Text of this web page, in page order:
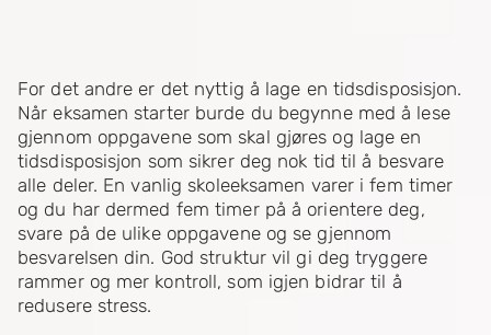
For det andre er det nyttig å lage en tidsdisposisjon.
Når eksamen starter burde du begynne med å lese
gjennom oppgavene som skal gjøres og lage en
tidsdisposisjon som sikrer deg nok tid til å besvare
alle deler. En vanlig skoleeksamen varer i fem timer
og du har dermed fem timer på å orientere deg,
svare på de ulike oppgavene og se gjennom
besvarelsen din. God struktur vil gi deg tryggere
rammer og mer kontroll, som igjen bidrar til å
redusere stress.